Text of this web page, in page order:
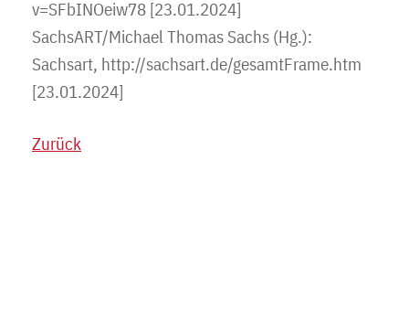
v=SFbINOeiw78 [23.01.2024]
SachsART/Michael Thomas Sachs (Hg.):
Sachsart, http://sachsart.de/gesamtFrame.htm
[23.01.2024]
Zurück